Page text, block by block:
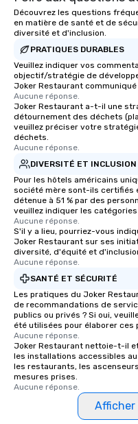
Découvrez les questions
en matière de santé et de
diversité et d'inclusion.
PRATIQUES DURABLES
Veuillez indiquer vos
objectif/stratégie de
Joker Restaurant
Aucune réponse.
Joker Restaurant a-t-il une
détournement des déchets
veuillez préciser votre
déchets.
Aucune réponse.
DIVERSITÉ ET INCLUSION
Pour les hôtels américains
société mère sont-ils certifiés
détenue à 51 % par des
veuillez indiquer les
Aucune réponse.
S'il y a lieu, pourriez-vous
Joker Restaurant sur ses
diversité, d'équité et
Aucune réponse.
SANTÉ ET SÉCURITÉ
Les pratiques du Joker
de recommandations de
publics ou privés ? Si oui,
été utilisées pour élaborer ces
Aucune réponse.
Joker Restaurant nettoie-t-il
les installations accessibles
les restaurants, les
mesures prises.
Aucune réponse.
Afficher